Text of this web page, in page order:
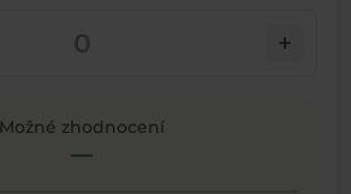
add
Možné zhodnocení
—